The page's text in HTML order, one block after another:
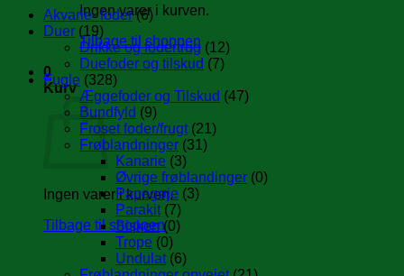
Ingen varer i kurven.
Tilbage til shoppen
0
Kurv
Ingen varer i kurven.
Tilbage til shoppen
Akvarie- foder (6)
Duer (19)
Drikke og fodertrug (12)
Duefoder og tilskud (7)
Fugle (328)
Æggefoder og Tilskud (47)
Bundfyld (9)
Froset foder/frugt (21)
Frøblandninger (31)
Kanarie (3)
Øvrige frøblandinger (0)
Papegøje (3)
Parakit (7)
Sisken (0)
Trope (0)
Undulat (6)